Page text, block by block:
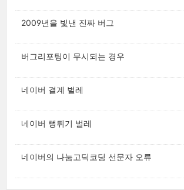
2009년을 빛낸 진짜 버그
버그리포팅이 무시되는 경우
네이버 결계 벌레
네이버 뻥튀기 벌레
네이버의 나눔고딕코딩 선문자 오류